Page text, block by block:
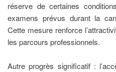
réserve de certaines
examens prévus durant la
Cette mesure renforce
les parcours professionnels.
Autre progrès significatif :